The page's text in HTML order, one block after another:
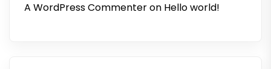
A WordPress Commenteron Hello world!